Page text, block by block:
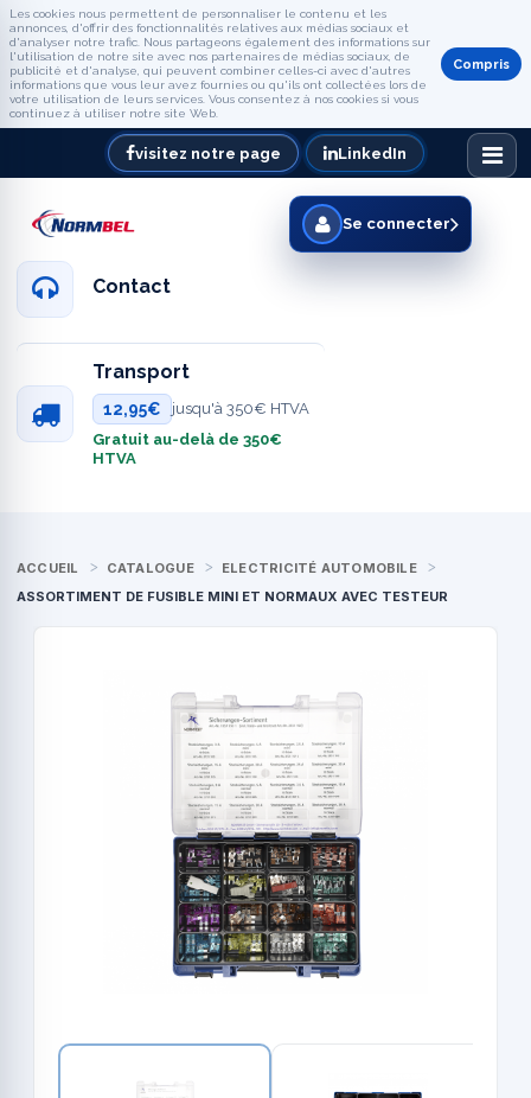
Les cookies nous permettent de personnaliser le contenu et les
annonces, d'offrir des fonctionnalités relatives aux médias sociaux et
d'analyser notre trafic. Nous partageons également des informations sur
l'utilisation de notre site avec nos partenaires de médias sociaux, de
publicité et d'analyse, qui peuvent combiner celles-ci avec d'autres
informations que vous leur avez fournies ou qu'ils ont collectées lors de
votre utilisation de leurs services. Vous consentez à nos cookies si vous
continuez à utiliser notre site Web.
Compris
visitez notre page LinkedIn
Contact
Transport
12,95€
jusqu'à 350€ HTVA
Gratuit au-delà de 350€
HTVA
Se connecter
ACCUEIL CATALOGUE
ELECTRICITÉ AUTOMOBILE
ASSORTIMENT DE FUSIBLE MINI ET NORMAUX AVEC TESTEUR